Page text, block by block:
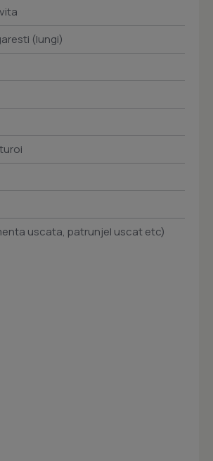
(lungi)
uscata, patrunjel uscat etc)